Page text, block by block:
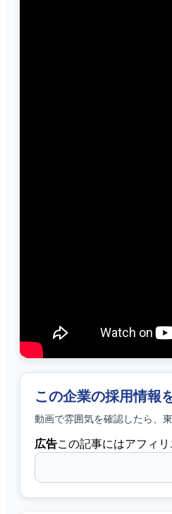
この企業の採用情報
動画で雰囲気を確認したら、
広告この記事にはアフィ